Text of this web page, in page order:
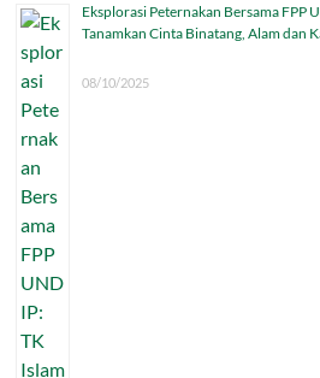
Eksplorasi Peternakan Bersama FPP
Tanamkan Cinta Binatang, Alam dan
08/10/2025